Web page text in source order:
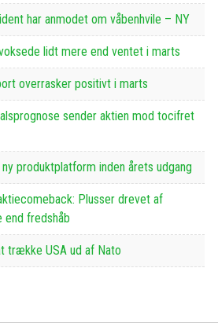
har anmodet om våbenhvile – NY
lidt mere end ventet i marts
overrasker positivt i marts
sender aktien mod tocifret
produktplatform inden årets udgang
Plusser drevet af
end fredshåb
trække USA ud af Nato